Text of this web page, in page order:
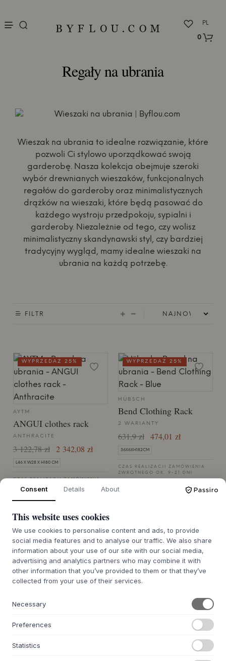
PL
0
Regały na ubrania
Wieszak na ubrania to idealne rozwiązanie, które
pozwoli Ci stylowo uporządkować swoją
garderobę. Nasza kolekcja obejmuje szeroki
wybór drewnianych wieszaków, funkcjonalnych
regałów do garderoby oraz minimalistycznych
drążków na wieszaki, które będą pasować do
każdego wystroju przedpokoju, sypialni i
garderoby. Niezależnie od tego, czy wolisz
minimalistyczny skandynawski styl, czy bardziej
tradycyjny wygląd, mamy idealne wieszaki na
ubrania na każdą potrzebę.
FILTR
AYTM
ANGUI clothes rack
ANTHRACITE
3 122,78 zł 2 342,08 zł
L46 X W28 X H180 CM
CZAS REALIZACJI ZAMÓWIENIA
WYPRZEDAŻ 25%
HÜBSCH
Bend Clothing Rack
2 WARIANTY
631,9 zł 474,01 zł
36X6XH182CM
CZAS REALIZACJI ZAMÓWIENIA
ZWROTNEGO OK. 9-21 DNI
WYPRZEDAŻ 25%
HÜBSCH
Nobly Clothing Rack
890,64 zł
WYPRZEDAŻ 25%
Consent Details About
This website uses cookies
We use cookies to personalise content and ads, to provide
social media features and to analyse our traffic. We also share
information about your use of our site with our social media,
advertising and analytics partners who may combine it with
other information that you’ve provided to them or that they’ve
collected from your use of their services.
Necessary
Preferences
Statistics